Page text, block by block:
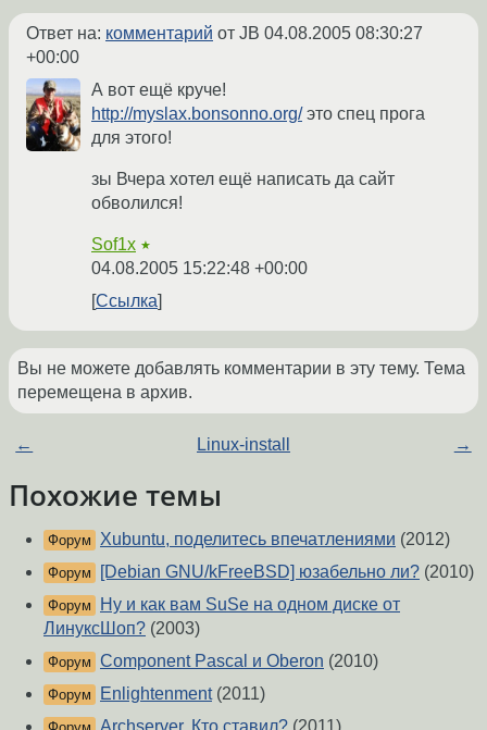
Ответ на: комментарий от JB 04.08.2005 08:30:27
+00:00
А вот ещё круче!
http://myslax.bonsonno.org/это спец прога
для этого!
зы Вчера хотел ещё написать да сайт
обволился!
Sof1x ★
04.08.2005 15:22:48 +00:00
Ссылка
Вы не можете добавлять комментарии в эту тему. Тема
перемещена в архив.
← Linux-install →
Похожие темы
Форум Xubuntu, поделитесь впечатлениями (2012)
Форум [Debian GNU/kFreeBSD] юзабельно ли? (2010)
Форум
Ну и как вам SuSe на одном диске от
ЛинуксШоп? (2003)
Форум Component Pascal и Oberon (2010)
Форум Enlightenment(2011)
Archserver. Кто ставил? (2011)